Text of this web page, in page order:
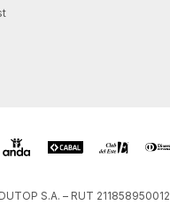
S.A. – RUT 211858950012